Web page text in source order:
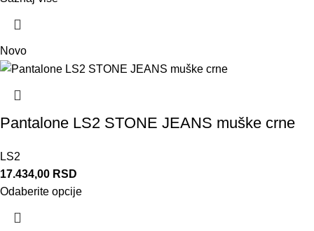
Novo
Pantalone LS2 STONE JEANS muške crne
LS2
17.434,00 RSD
Odaberite opcije